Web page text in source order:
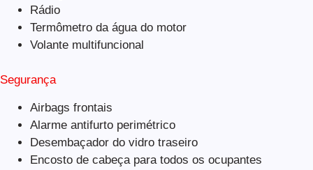
Rádio
Termômetro da água do motor
Volante multifuncional
Segurança
Airbags frontais
Alarme antifurto perimétrico
Desembaçador do vidro traseiro
Encosto de cabeça para todos os ocupantes